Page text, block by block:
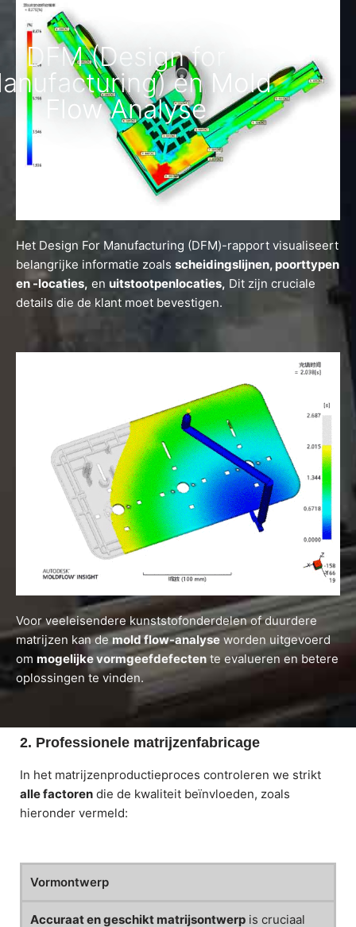
DFM (Design for
en Mold
Flow Analyse
Het Design For Manufacturing (DFM)-rapport visualiseert
belangrijke informatie zoals scheidingslijnen, poorttypen
en -locaties, en uitstootpenlocaties, Dit zijn cruciale
details die de klant moet bevestigen.
Voor veeleisendere kunststofonderdelen of duurdere
matrijzen kan de mold flow-analyse worden uitgevoerd
om mogelijke vormgeefdefecten te evalueren en betere
oplossingen te vinden.
2. Professionele matrijzenfabricage
In het matrijzenproductieproces controleren we strikt
alle factoren die de kwaliteit beïnvloeden, zoals
hieronder vermeld:
Vormontwerp
Accuraat en geschikt matrijsontwerp is cruciaal